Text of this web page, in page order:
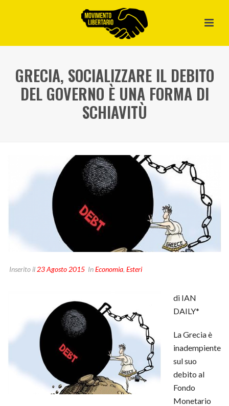
GRECIA, SOCIALIZZARE IL DEBITO
DEL GOVERNO È UNA FORMA DI
SCHIAVITÙ
Inserito il 23 Agosto 2015 InEconomia, Esteri
di IAN
DAILY*
La Grecia è
inadempiente
sul suo
debito al
Fondo
Monetario